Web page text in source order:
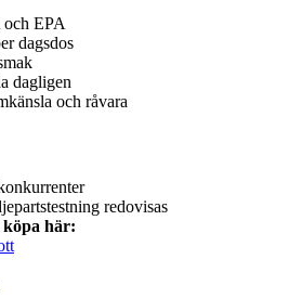
EPA
dagsdos
dagligen
och råvara
redovisas
här: